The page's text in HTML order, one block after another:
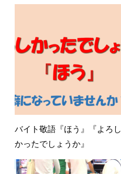
バイト敬語『ほう』『よろし
かったでしょうか』